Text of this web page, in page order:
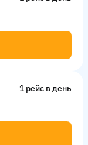
1 рейс в день